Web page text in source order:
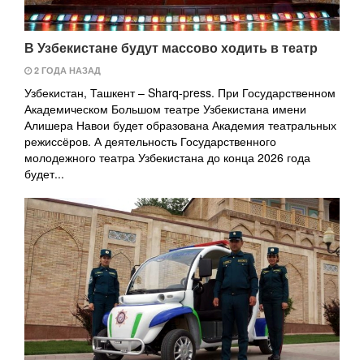
В Узбекистане будут массово ходить в театр
2 ГОДА НАЗАД
Узбекистан, Ташкент – Sharq-press. При Государственном
Академическом Большом театре Узбекистана имени
Алишера Навои будет образована Академия театральных
режиссёров. А деятельность Государственного
молодежного театра Узбекистана до конца 2026 года
будет...